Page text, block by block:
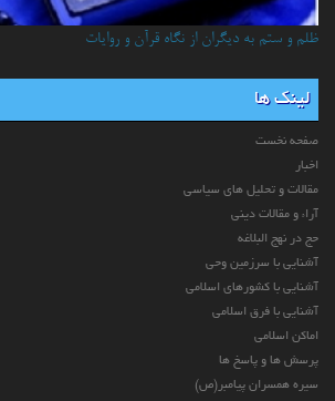
ظلم و ستم به دیگران از نگاه قرآن و روایات
لینک ها
صفحه نخست
اخبار
مقالات و تحلیل های سیاسی
آراء و مقالات دینی
حج در نهج البلاغه
آشنایی با سرزمین وحی
آشنایی با کشورهای اسلامی
آشنایی با فرق اسلامی
اماکن اسلامی
پرسش ها و پاسخ ها
سیره همسران پیامبر(ص)